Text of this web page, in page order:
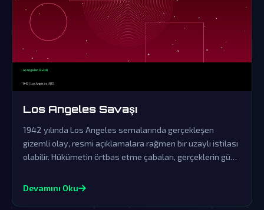
Los Angeles Savaşı
1942 yılında Los Angeles semalarında gerçekleşen
gizemli olay, resmi açıklamalara rağmen bir uzaylı istilası
olabilir. Hükümetin örtbas etme çabaları, gerçeklerin gün
Devamını Oku